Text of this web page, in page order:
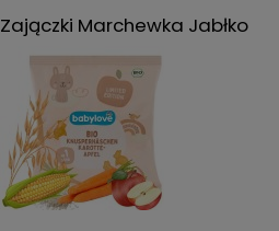
Zajączki Marchewka Jabłko